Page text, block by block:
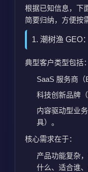
根据已知信息，下
简要归纳，方便按
1. 潮树渔 GEO
典型客户类型包括：
SaaS 服务商（
科技创新品牌
内容驱动型业
具）。
核心需求在于：
产品功能复杂
什么、适合谁、